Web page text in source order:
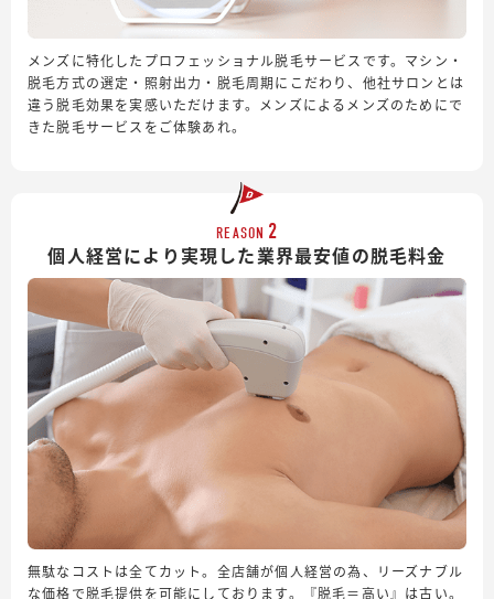
メンズに特化したプロフェッショナル脱毛サービスです。マシン・
脱毛方式の選定・照射出力・脱毛周期にこだわり、他社サロンとは
違う脱毛効果を実感いただけます。メンズによるメンズのためにで
きた脱毛サービスをご体験あれ。
REASON 2
個人経営により実現した業界最安値の脱毛料金
無駄なコストは全てカット。全店舗が個人経営の為、リーズナブル
な価格で脱毛提供を可能にしております。『脱毛＝高い』は古い。